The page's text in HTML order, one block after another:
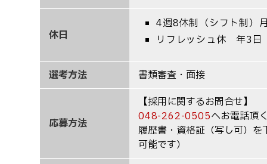
休日
4週8休制（シフト制）
リフレッシュ休 年3日
選考方法 書類審査・面接
応募方法
【採用に関するお問合せ】
048-262-0505へお電話頂
履歴書・資格証（写し可）
可能です）